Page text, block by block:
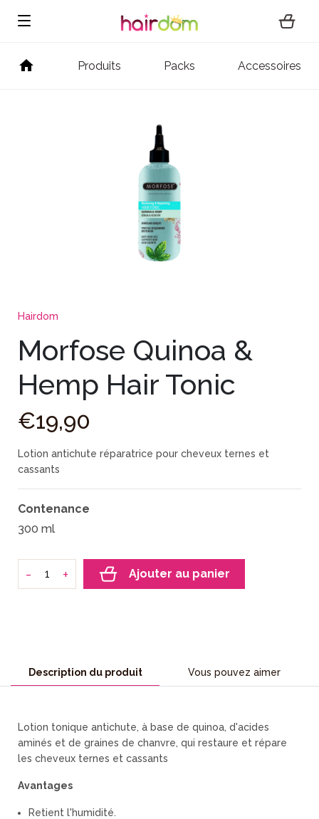
Produits Packs Accessoires
Hairdom
Morfose Quinoa &
Hemp Hair Tonic
€19,90
Lotion antichute réparatrice pour cheveux ternes et
cassants
Contenance
300 ml
+
- Ajouter au panier
Description du produit Vous pouvez aimer
Lotion tonique antichute, à base de quinoa, d'acides
aminés et de graines de chanvre, qui restaure et répare
les cheveux ternes et cassants
Avantages
Retient l'humidité.